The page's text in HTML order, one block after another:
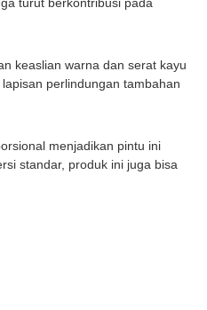
turut berkontribusi pada
keaslian warna dan serat kayu
perlindungan tambahan
menjadikan pintu ini
standar, produk ini juga bisa